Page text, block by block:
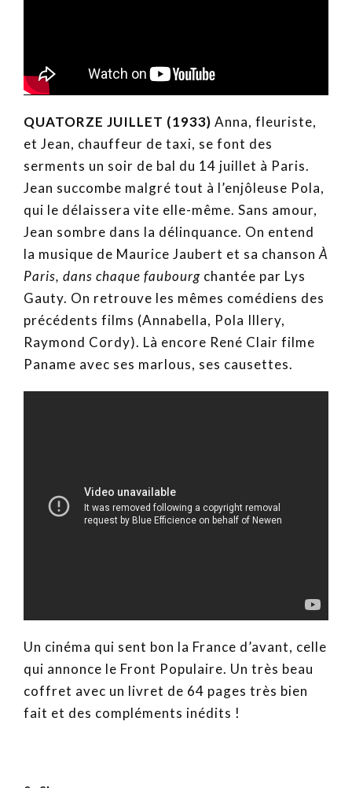
QUATORZE JUILLET (1933) Anna, fleuriste,
et Jean, chauffeur de taxi, se font des
serments un soir de bal du 14 juillet à Paris.
Jean succombe malgré tout à l’enjôleuse Pola,
qui le délaissera vite elle-même. Sans amour,
Jean sombre dans la délinquance. On entend
la musique de Maurice Jaubert et sa chanson À
Paris, dans chaque faubourg chantée par Lys
Gauty. On retrouve les mêmes comédiens des
précédents films (Annabella, Pola Illery,
Raymond Cordy). Là encore René Clair filme
Paname avec ses marlous, ses causettes.
Un cinéma qui sent bon la France d’avant, celle
qui annonce le Front Populaire. Un très beau
coffret avec un livret de 64 pages très bien
fait et des compléments inédits !